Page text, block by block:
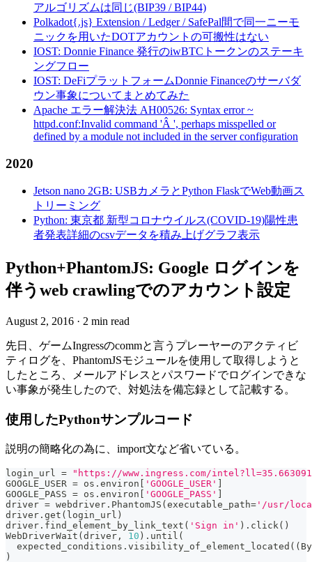
アルゴリズムは同じ(BIP39 / BIP44)
Polkadot{.js} Extension / Ledger / SafePal間で同一ニーモ
ニックを用いたDOTアカウントの可搬性はない
IOST: Donnie Finance 発行のiwBTCトークンのステーキ
ングフロー
IOST: DeFiプラットフォームDonnie Financeのサーバダ
ウン事象についてまとめてみた
Apache エラー解決法 AH00526: Syntax error ~
httpd.conf:Invalid command 'Â ', perhaps misspelled or
defined by a module not included in the server configuration
2020
Jetson nano 2GB: USBカメラとPython FlaskでWeb動画ス
トリーミング
Python: 東京都 新型コロナウイルス(COVID-19)陽性患
者発表詳細のcsvデータを積み上げグラフ表示
Python+PhantomJS: Google ログインを
伴うweb crawlingでのアカウント設定
August 2, 2016 · 2 min read
先日、ゲームIngressのcommと言うプレーヤーのアクティビ
ティログを、PhantomJSモジュールを使用して取得しようと
したところ、メールアドレスとパスワードでログインできな
い事象が発生したので、対処法を備忘録として記載する。
使用したPythonサンプルコード
説明の簡略化の為に、import文など省いている。
login_url =
"https://www.ingress.com/
GOOGLE_USER = os . environ [ 'GOOGLE_USER' ]
GOOGLE_PASS = os . environ [ 'GOOGLE_PASS' ]
driver = webdriver . PhantomJS (executable_path= '/usr/
driver . get ( login_url )
driver . find_element_by_link_text ( 'Sign in' ) . click ( )
WebDriverWait (driver , 10 ) . until (
  expected_conditions
. visibility_of_element_located ( ( By
)